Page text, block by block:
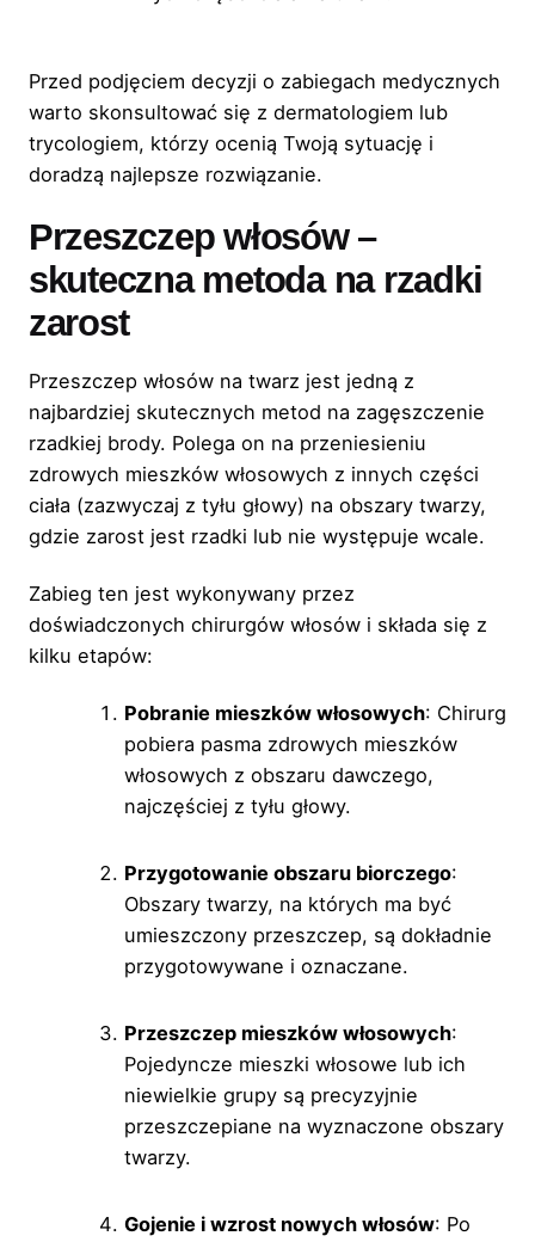
Przed podjęciem decyzji o zabiegach medycznych
warto skonsultować się z dermatologiem lub
trycologiem, którzy ocenią Twoją sytuację i
doradzą najlepsze rozwiązanie.
Przeszczep włosów –
skuteczna metoda na rzadki
zarost
Przeszczep włosów na twarz jest jedną z
najbardziej skutecznych metod na zagęszczenie
rzadkiej brody. Polega on na przeniesieniu
zdrowych mieszków włosowych z innych części
ciała (zazwyczaj z tyłu głowy) na obszary twarzy,
gdzie zarost jest rzadki lub nie występuje wcale.
Zabieg ten jest wykonywany przez
doświadczonych chirurgów włosów i składa się z
kilku etapów:
Pobranie mieszków włosowych: Chirurg
pobiera pasma zdrowych mieszków
włosowych z obszaru dawczego,
najczęściej z tyłu głowy.
Przygotowanie obszaru biorczego:
Obszary twarzy, na których ma być
umieszczony przeszczep, są dokładnie
przygotowywane i oznaczane.
Przeszczep mieszków włosowych:
Pojedyncze mieszki włosowe lub ich
niewielkie grupy są precyzyjnie
przeszczepiane na wyznaczone obszary
twarzy.
Gojenie i wzrost nowych włosów: Po